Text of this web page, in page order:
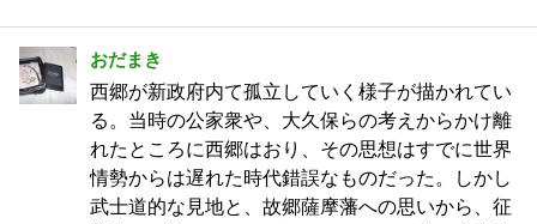
おだまき
西郷が新政府内て孤立していく様子が描かれてい
る。当時の公家衆や、大久保らの考えからかけ離
れたところに西郷はおり、その思想はすでに世界
情勢からは遅れた時代錯誤なものだった。しかし
武士道的な見地と、故郷薩摩藩への思いから、征